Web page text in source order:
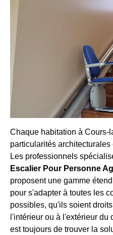
Chaque habitation à Cours-
particularités
Les professionnels
Escalier Pour Personne
proposent une gamme
pour s'adapter à toutes les
possibles, qu'ils soient
l'intérieur ou à l'extérieur du
est toujours de trouver la